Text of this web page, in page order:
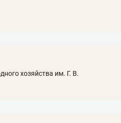
хозяйства им. Г. В.